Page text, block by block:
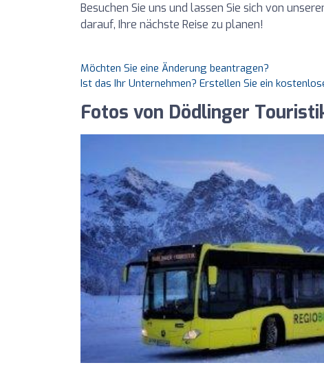
Besuchen Sie uns und lassen Sie sich von
darauf, Ihre nächste Reise zu planen!
Möchten Sie eine Änderung beantragen?
Ist das Ihr Unternehmen? Erstellen Sie ein
Fotos von Dödlinger